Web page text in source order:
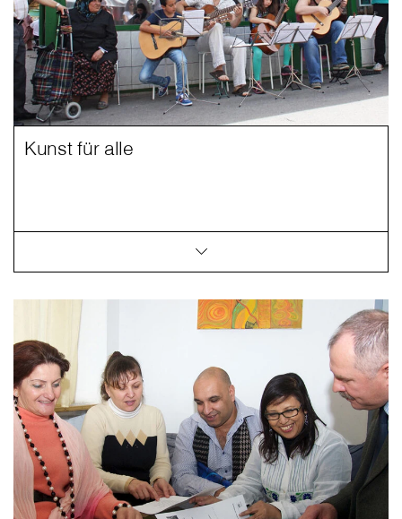
Kunst für alle